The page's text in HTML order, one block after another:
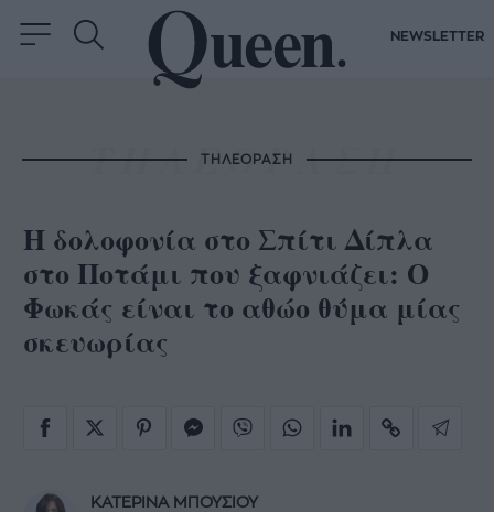
NEWSLETTER
ΤΗΛΕΟΡΑΣΗ
Η δολοφονία στο Σπίτι Δίπλα
στο Ποτάμι που ξαφνιάζει: Ο
Φωκάς είναι το αθώο θύμα μίας
σκευωρίας
ΚΑΤΕΡΙΝΑ ΜΠΟΥΣΙΟΥ